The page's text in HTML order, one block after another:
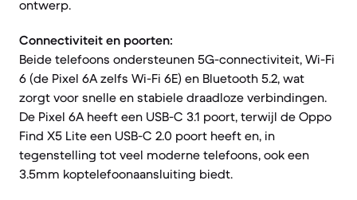
ontwerp.
Connectiviteit en poorten:
Beide telefoons ondersteunen 5G-connectiviteit, Wi-Fi
6 (de Pixel 6A zelfs Wi-Fi 6E) en Bluetooth 5.2, wat
zorgt voor snelle en stabiele draadloze verbindingen.
De Pixel 6A heeft een USB-C 3.1 poort, terwijl de Oppo
Find X5 Lite een USB-C 2.0 poort heeft en, in
tegenstelling tot veel moderne telefoons, ook een
3.5mm koptelefoonaansluiting biedt.